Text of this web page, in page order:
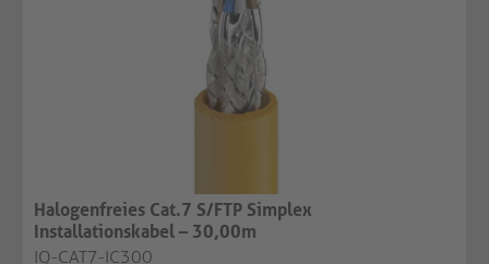
Halogenfreies Cat.7 S/FTP Simplex
Installationskabel – 30,00m
IQ-CAT7-IC300